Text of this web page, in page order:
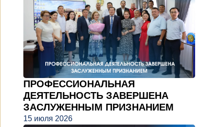
ПРОФЕССИОНАЛЬНАЯ
ДЕЯТЕЛЬНОСТЬ ЗАВЕРШЕНА
ЗАСЛУЖЕННЫМ ПРИЗНАНИЕМ
15 июля 2026